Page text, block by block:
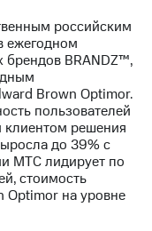
российским
ежегодном
BRANDZ™,
Brown Optimor.
пользователей
решения
до 39% с
МТС лидирует по
стоимость
Optimor на уровне